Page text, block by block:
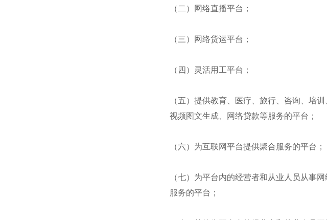
（二）网络直播平台；
（三）网络货运平台；
（四）灵活用工平台；
（五）提供教育、医疗、旅行、咨询、培
视频图文生成、网络贷款等服务的平台；
（六）为互联网平台提供聚合服务的平台；
（七）为平台内的经营者和从业人员从事
服务的平台；